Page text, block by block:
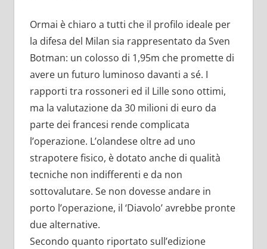
Ormai è chiaro a tutti che il profilo ideale per
la difesa del Milan sia rappresentato da Sven
Botman: un colosso di 1,95m che promette di
avere un futuro luminoso davanti a sé. I
rapporti tra rossoneri ed il Lille sono ottimi,
ma la valutazione da 30 milioni di euro da
parte dei francesi rende complicata
l’operazione. L’olandese oltre ad uno
strapotere fisico, è dotato anche di qualità
tecniche non indifferenti e da non
sottovalutare. Se non dovesse andare in
porto l’operazione, il ‘Diavolo’ avrebbe pronte
due alternative.
Secondo quanto riportato sull’edizione